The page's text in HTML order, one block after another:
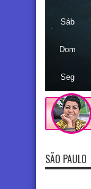
Sáb
Dom
Seg
SÃO PAULO